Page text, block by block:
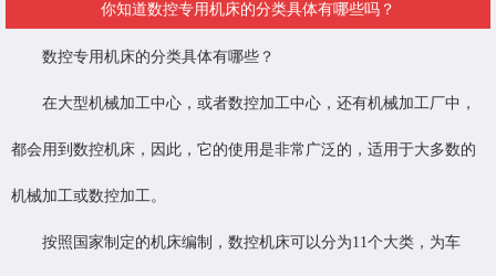
你知道数控专用机床的分类具体有哪些吗？
数控专用机床的分类具体有哪些？
在大型机械加工中心，或者数控加工中心，还有机械加工厂中，
都会用到数控机床，因此，它的使用是非常广泛的，适用于大多数的
机械加工或数控加工。
按照国家制定的机床编制，数控机床可以分为11个大类，为车